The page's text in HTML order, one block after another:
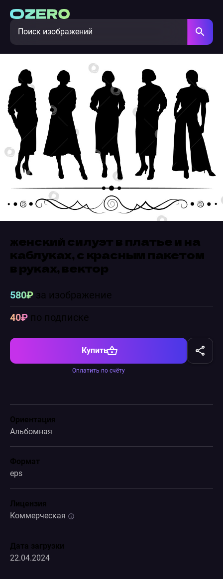
женский силуэт в платье и на
каблуках, с красным пакетом
в руках, вектор
580₽за изображение
40₽по подписке
Купить
Оплатить по счёту
Ориентация
Альбомная
Формат
eps
Лицензия
Коммерческая
Дата загрузки
22.04.2024